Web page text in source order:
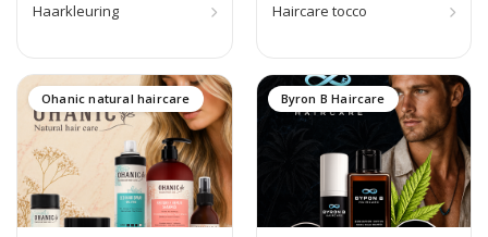
Haarkleuring Haircare tocco
Ohanic natural haircare Byron B Haircare